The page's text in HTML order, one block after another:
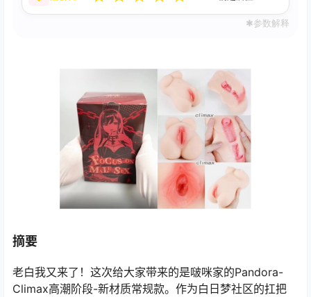
✱参数解释
摘要
老白我又来了！这次给大家带来的是啵咪家的Pandora-
Climax高潮阶段-新材质常规款。作为白日梦社区的扛把